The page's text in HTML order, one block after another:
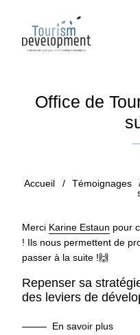
Office de
Accueil / Témoignages
Merci Karine Estaun pour
! Ils nous permettent de
passer à la suite !🙌
Repenser sa
des leviers de
En savoir plus